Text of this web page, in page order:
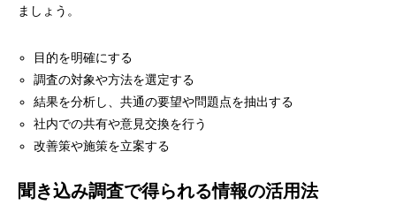
ましょう。
目的を明確にする
調査の対象や方法を選定する
結果を分析し、共通の要望や問題点を抽出する
社内での共有や意見交換を行う
改善策や施策を立案する
聞き込み調査で得られる情報の活用法